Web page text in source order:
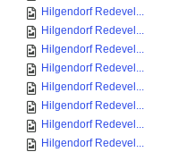
Hilgendorf Redevel...
Hilgendorf Redevel...
Hilgendorf Redevel...
Hilgendorf Redevel...
Hilgendorf Redevel...
Hilgendorf Redevel...
Hilgendorf Redevel...
Hilgendorf Redevel...